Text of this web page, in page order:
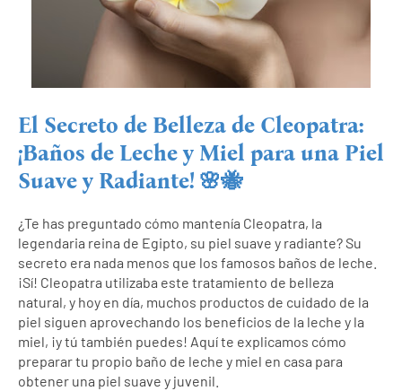
El Secreto de Belleza de Cleopatra:
¡Baños de Leche y Miel para una Piel
Suave y Radiante! 🌸🐝
¿Te has preguntado cómo mantenía Cleopatra, la
legendaria reina de Egipto, su piel suave y radiante? Su
secreto era nada menos que los famosos baños de leche.
¡Sí! Cleopatra utilizaba este tratamiento de belleza
natural, y hoy en día, muchos productos de cuidado de la
piel siguen aprovechando los beneficios de la leche y la
miel, ¡y tú también puedes! Aquí te explicamos cómo
preparar tu propio baño de leche y miel en casa para
obtener una piel suave y juvenil.